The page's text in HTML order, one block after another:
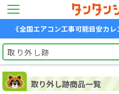
《全国エアコン工事可能目安カレ
取り外し跡商品一覧